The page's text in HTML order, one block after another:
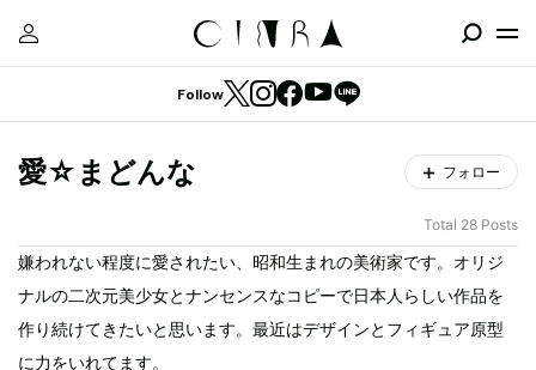
Follow
愛☆まどんな フォロー
Total 28 Posts
嫌われない程度に愛されたい、昭和生まれの美術家です。オリジ
ナルの二次元美少女とナンセンスなコピーで日本人らしい作品を
作り続けてきたいと思います。最近はデザインとフィギュア原型
に力をいれてます。